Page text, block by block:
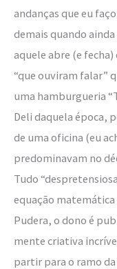
andanças que eu
demais quando
aquele abre (e
“que ouviram falar”
uma hamburgueria
Deli daquela época,
de uma oficina (eu
predominavam no
Tudo
equação
Pudera, o dono é
mente criativa
partir para o ramo